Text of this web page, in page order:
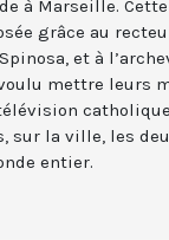
à Marseille.
grâce au
et à
mettre leurs
sur la ville, les
entier.